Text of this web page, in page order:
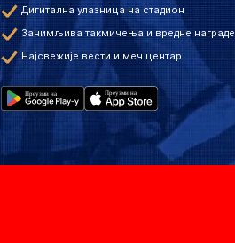
Дигитална улазница на стадион
Занимљива такмичења и вредне награде
Најсвежије вести и меч центар